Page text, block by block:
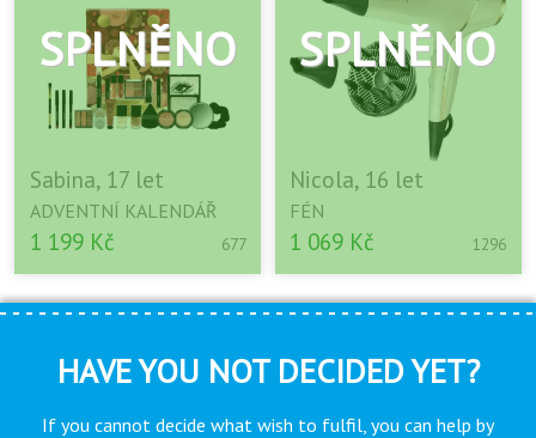
Sabina, 17 let
ADVENTNÍ KALENDÁŘ
1 199 Kč 677
Nicola, 16 let
FÉN
1 069 Kč 1296
HAVE YOU NOT DECIDED YET?
If you cannot decide what wish to fulfil, you can help by